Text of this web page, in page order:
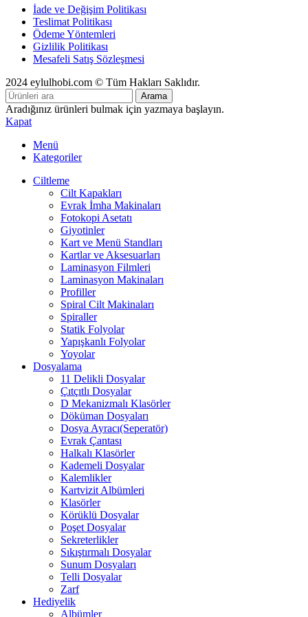
İade ve Değişim Politikası
Teslimat Politikası
Ödeme Yöntemleri
Gizlilik Politikası
Mesafeli Satış Sözleşmesi
2024 eylulhobi.com © Tüm Hakları Saklıdır.
Arama
Aradığınız ürünleri bulmak için yazmaya başlayın.
Kapat
Menü
Kategoriler
Ciltleme
Cilt Kapakları
Evrak İmha Makinaları
Fotokopi Asetatı
Giyotinler
Kart ve Menü Standları
Kartlar ve Aksesuarları
Laminasyon Filmleri
Laminasyon Makinaları
Profiller
Spiral Cilt Makinaları
Spiraller
Statik Folyolar
Yapışkanlı Folyolar
Yoyolar
Dosyalama
11 Delikli Dosyalar
Çıtçıtlı Dosyalar
D Mekanizmalı Klasörler
Döküman Dosyaları
Dosya Ayracı(Seperatör)
Evrak Çantası
Halkalı Klasörler
Kademeli Dosyalar
Kalemlikler
Kartvizit Albümleri
Klasörler
Körüklü Dosyalar
Poşet Dosyalar
Sekreterlikler
Sıkıştırmalı Dosyalar
Sunum Dosyaları
Telli Dosyalar
Zarf
Hediyelik
Albümler